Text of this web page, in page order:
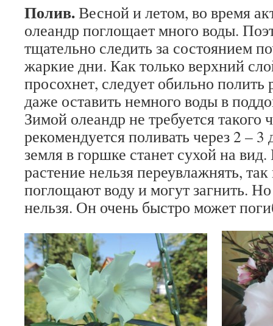
Полив.Весной и летом, во время
олеандр поглощает много воды.
тщательно следить за состоянием
жаркие дни. Как только верхний
просохнет, следует обильно
даже оставить немного воды в
Зимой олеандр не требуется такого
рекомендуется поливать через 2 – 3
земля в горшке станет сухой на
растение нельзя переувлажнять,
поглощают воду и могут загнить.
нельзя. Он очень быстро может